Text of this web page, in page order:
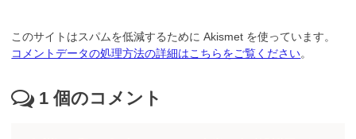
このサイトはスパムを低減するために Akismet を使っています。
コメントデータの処理方法の詳細はこちらをご覧ください。
1 個のコメント